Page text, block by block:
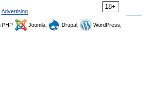
18+
Advertising
PHP, Joomla, Drupal,
WordPress,